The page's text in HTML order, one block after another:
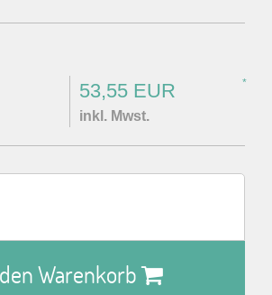
53,55 EUR *
inkl. Mwst.
Warenkorb